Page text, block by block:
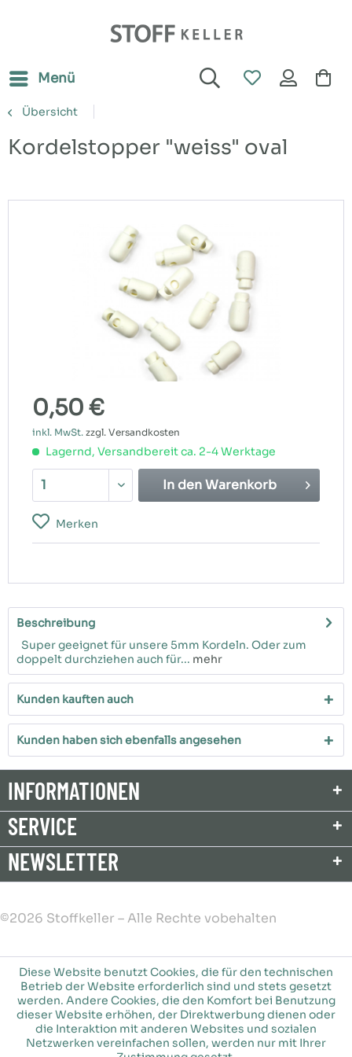
Menü
Übersicht
Kordelstopper "weiss" oval
0,50 €
inkl. MwSt. zzgl. Versandkosten
Lagernd, Versandbereit ca. 2-4 Werktage
In denWarenkorb
Merken
Beschreibung
Super geeignet für unsere 5mm Kordeln. Oder zum
doppelt durchziehen auch für... mehr
Kunden kauften auch
Kunden haben sich ebenfalls angesehen
INFORMATIONEN
SERVICE
NEWSLETTER
©2026 Stoffkeller – Alle Rechte vobehalten
Diese Website benutzt Cookies, die für den technischen
Betrieb der Website erforderlich sind und stets gesetzt
werden. Andere Cookies, die den Komfort bei Benutzung
dieser Website erhöhen, der Direktwerbung dienen oder
die Interaktion mit anderen Websites und sozialen
Netzwerken vereinfachen sollen, werden nur mit Ihrer